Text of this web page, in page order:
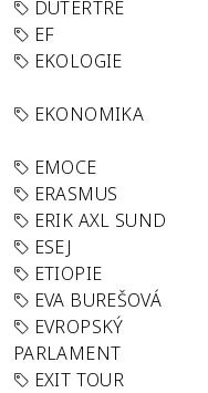
DUTERTRE
EF
EKOLOGIE
EKONOMIKA
EMOCE
ERASMUS
ERIK AXL SUND
ESEJ
ETIOPIE
EVA BUREŠOVÁ
EVROPSKÝ
PARLAMENT
EXIT TOUR